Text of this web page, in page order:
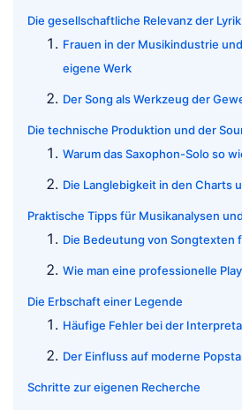
Die gesellschaftliche Relevanz der
Frauen in der Musikindustrie
eigene Werk
Der Song als Werkzeug der
Die technische Produktion und der
Warum das Saxophon-Solo so
Die Langlebigkeit in den Charts
Praktische Tipps für Musikanalysen
Die Bedeutung von Songtexten
Wie man eine professionelle
Die Erbschaft einer Legende
Häufige Fehler bei der
Der Einfluss auf moderne
Schritte zur eigenen Recherche